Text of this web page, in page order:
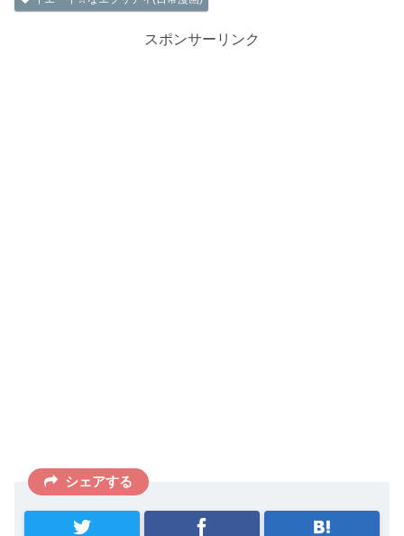
スポンサーリンク
シェアする